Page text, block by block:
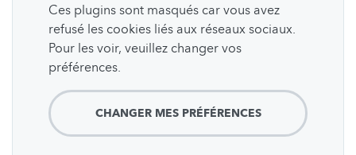
Ces plugins sont masqués car vous avez
refusé les cookies liés aux réseaux sociaux.
Pour les voir, veuillez changer vos
préférences.
CHANGER MES PRÉFÉRENCES